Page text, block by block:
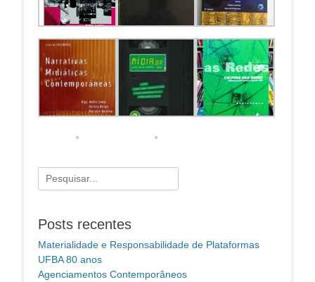
Pesquisar
por:
Posts recentes
Materialidade e Responsabilidade de Plataformas
UFBA 80 anos
Agenciamentos Contemporâneos